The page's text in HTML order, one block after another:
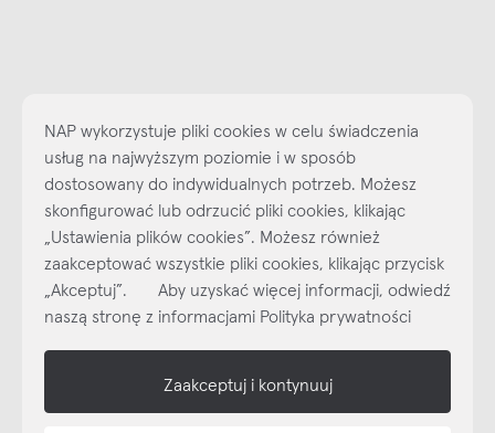
Najlepsze inspiracje i promocje na wyciągnięcie ręki, zapisz się już
dzisiaj do naszego cyklicznego newslettera!
SubskrybujNEWSLETTER
NAP
NAP wykorzystuje pliki cookies w celu świadczenia
usług na najwyższym poziomie i w sposób
dostosowany do indywidualnych potrzeb. Możesz
skonfigurować lub odrzucić pliki cookies, klikając
„Ustawienia plików cookies”. Możesz również
zaakceptować wszystkie pliki cookies, klikając przycisk
„Akceptuj”. Aby uzyskać więcej informacji, odwiedź
naszą stronę z informacjami Polityka prywatności
Zaakceptuj i kontynuuj